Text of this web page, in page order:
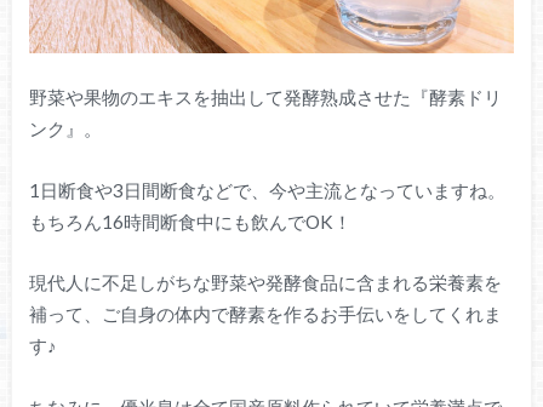
野菜や果物のエキスを抽出して発酵熟成させた『酵素ドリ
ンク』。
1日断食や3日間断食などで、今や主流となっていますね。
もちろん16時間断食中にも飲んでOK！
現代人に不足しがちな野菜や発酵食品に含まれる栄養素を
補って、ご自身の体内で酵素を作るお手伝いをしてくれま
す♪